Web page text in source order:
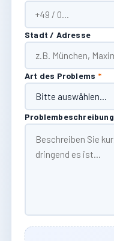
Stadt / Adresse
Art des Problems *
Problembeschreibung